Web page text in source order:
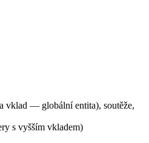
vklad — globální entita), soutěže,
s vyšším vkladem)